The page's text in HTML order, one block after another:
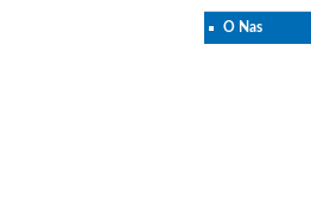
O Nas